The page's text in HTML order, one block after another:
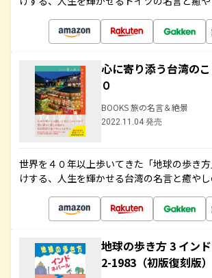
心に寄り添う台湾の
０
BOOKS 旅の名言＆絶景
2022.11.04 発売
世界を４０年以上歩いてきた「地球の歩き
けする、人生を輝かせる台湾の名言と癒や
地球の歩き方 3 イン
2-1983（初版復刻版）